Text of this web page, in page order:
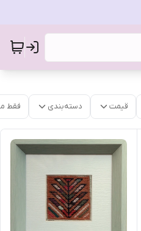
قیمت دسته‌بندی فقط